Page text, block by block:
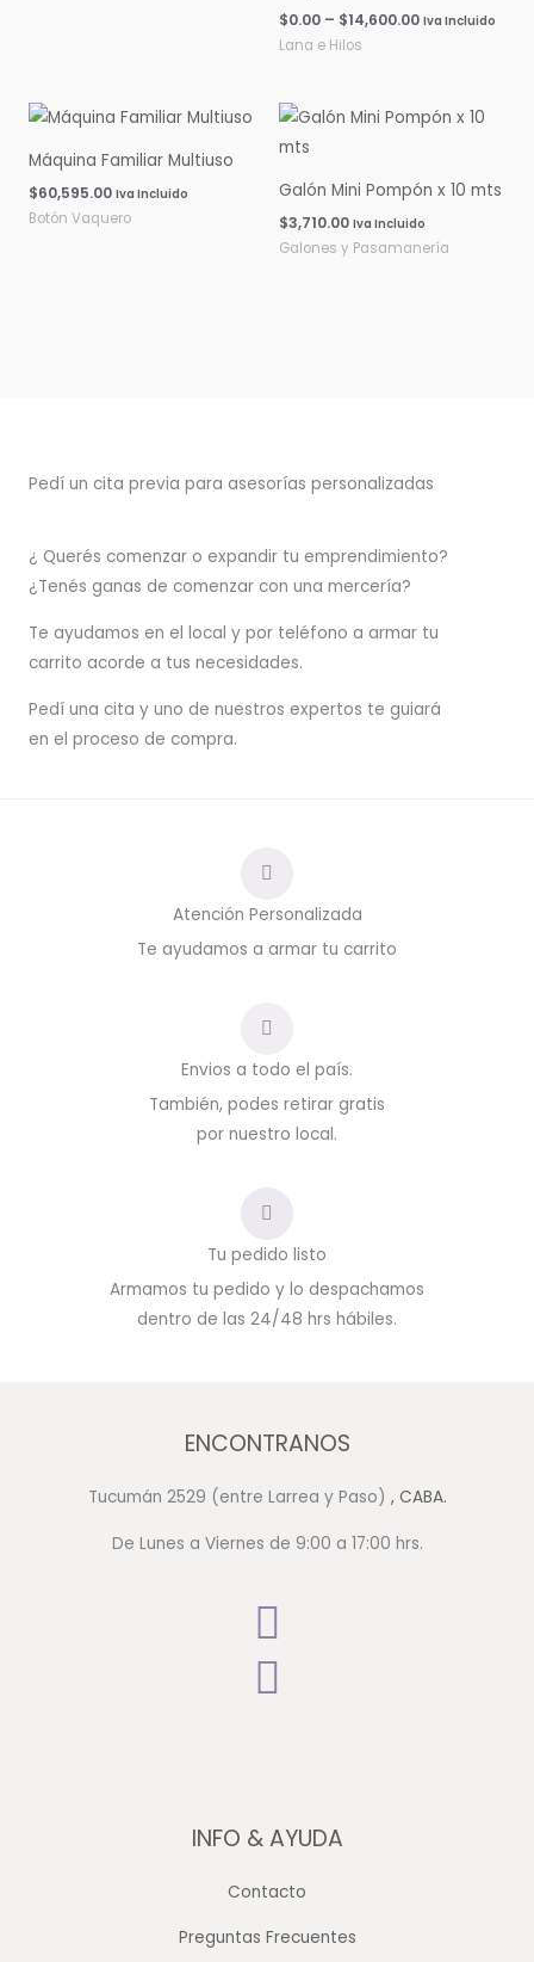
$0.00 – $14,600.00 Iva Incluido
Lana e Hilos
Máquina Familiar Multiuso
$60,595.00 Iva Incluido
Botón Vaquero
Galón Mini Pompón x 10 mts
$3,710.00 Iva Incluido
Galones y Pasamanería
Pedí un cita previa para asesorías personalizadas
¿ Querés comenzar o expandir tu emprendimiento?
¿Tenés ganas de comenzar con una mercería?
Te ayudamos en el local y por teléfono a armar tu
carrito acorde a tus necesidades.
Pedí una cita y uno de nuestros expertos te guiará
en el proceso de compra.
Atención Personalizada
Te ayudamos a armar tu carrito
Envios a todo el país.
También, podes retirar gratis
por nuestro local.
Tu pedido listo
Armamos tu pedido y lo despachamos
dentro de las 24/48 hrs hábiles.
ENCONTRANOS
Tucumán 2529 (entre Larrea y Paso) , CABA.
De Lunes a Viernes de 9:00 a 17:00 hrs.
INFO & AYUDA
Contacto
Preguntas Frecuentes